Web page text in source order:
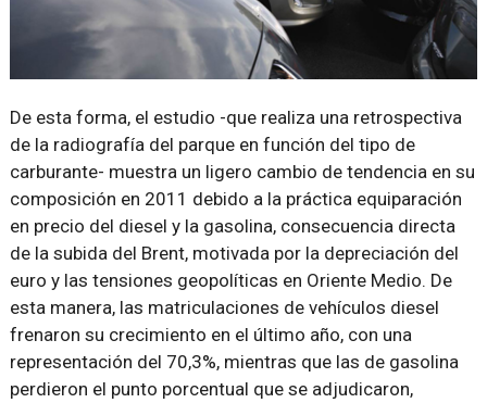
De esta forma, el estudio -que realiza una retrospectiva
de la radiografía del parque en función del tipo de
carburante- muestra un ligero cambio de tendencia en su
composición en 2011 debido a la práctica equiparación
en precio del diesel y la gasolina, consecuencia directa
de la subida del Brent, motivada por la depreciación del
euro y las tensiones geopolíticas en Oriente Medio. De
esta manera, las matriculaciones de vehículos diesel
frenaron su crecimiento en el último año, con una
representación del 70,3%, mientras que las de gasolina
perdieron el punto porcentual que se adjudicaron,